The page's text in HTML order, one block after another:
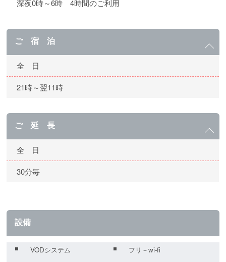
深夜0時～6時 4時間のご利用
ご 宿 泊
全 日
21時～翌11時
ご 延 長
全 日
30分毎
設備
VODシステム
フリ－wi-fi